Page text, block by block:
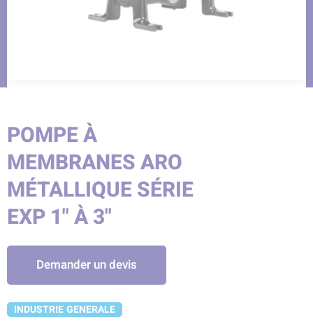
POMPE À
MEMBRANES ARO
MÉTALLIQUE SÉRIE
EXP 1" À 3"
Demander un devis
INDUSTRIE GENERALE